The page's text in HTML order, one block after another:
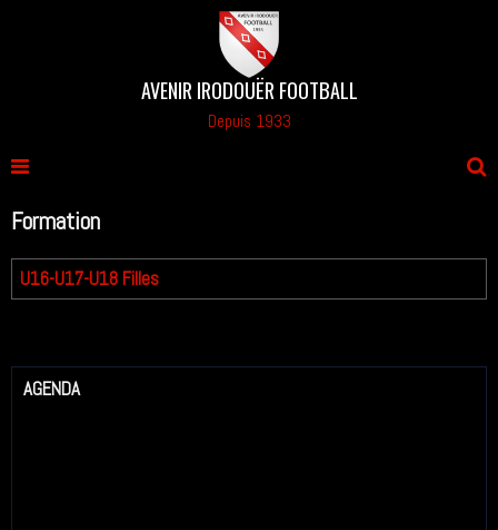
AVENIR IRODOUËR FOOTBALL
Depuis 1933
Formation
U16-U17-U18 Filles
AGENDA